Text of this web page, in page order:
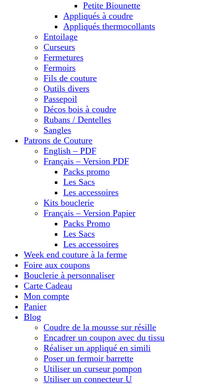
Petite Biounette
Appliqués à coudre
Appliqués thermocollants
Entoilage
Curseurs
Fermetures
Fermoirs
Fils de couture
Outils divers
Passepoil
Décos bois à coudre
Rubans / Dentelles
Sangles
Patrons de Couture
English – PDF
Français – Version PDF
Packs promo
Les Sacs
Les accessoires
Kits bouclerie
Français – Version Papier
Packs Promo
Les Sacs
Les accessoires
Week end couture à la ferme
Foire aux coupons
Bouclerie à personnaliser
Carte Cadeau
Mon compte
Panier
Blog
Coudre de la mousse sur résille
Encadrer un coupon avec du tissu
Réaliser un appliqué en simili
Poser un fermoir barrette
Utiliser un curseur pompon
Utiliser un connecteur U